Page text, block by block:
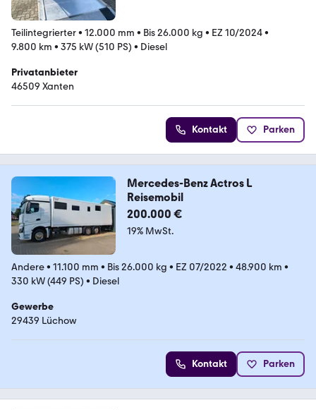
Teilintegrierter• 12.000 mm • Bis 26.000 kg • EZ 10/2024•
9.800 km • 375 kW (510 PS) • Diesel
Privatanbieter
46509 Xanten
Kontakt Parken
Mercedes-Benz Actros L
Reisemobil
200.000 €
19% MwSt.
Andere• 11.100 mm • Bis 26.000 kg • EZ 07/2022 • 48.900 km •
330 kW (449 PS) • Diesel
Gewerbe
29439 Lüchow
Kontakt Parken